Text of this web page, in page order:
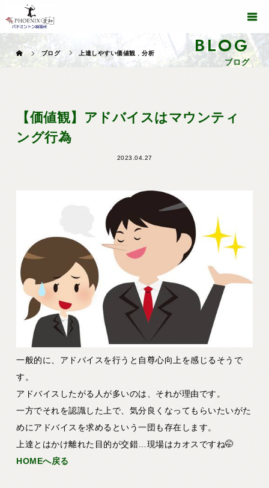
BLOG
ブログ
ブログ 上達しやすい価値観 ,分析
【価値観】アドバイスはマウンティ
ング行為
2023.04.27
一般的に、アドバイスを行うと自尊心向上を感じるそうで
す。
アドバイスしたがる人が多いのは、それが理由です。
一方でそれを認識した上で、気分良くなってもらいたいがた
めにアドバイスを求めるという一団も存在します。
上達とはかけ離れた目的が交錯…現場はカオスですね🤭
HOMEへ戻る